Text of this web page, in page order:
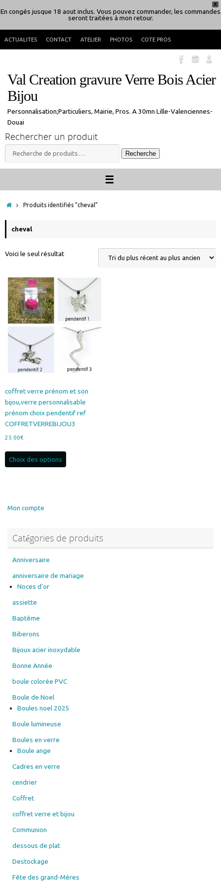
X
En congés jusque 18 aout inclus. Vous pouvez commander, les commandes
seront traitées à mon retour.
ACTUALITES CONTACT ATELIER PHOTOS COTE PROS
Val Creation gravure Verre Bois Acier
Bijou
Personnalisation;Particuliers, Mairie, Pros. A 30mn Lille-Valenciennes-
Douai
Rechercher un produit
Recherche
pour :
Recherche
Accueil
Produits identifiés “cheval”
cheval
Voici le seul résultat
coffret verre prénom et son
bijou,verre personnalisable
prénom choix pendentif ref
COFFRETVERREBIJOU3
25.00€
Choix des options
être
choisies
page
Mon compte
Catégories de produits
Anniversaire
anniversaire de mariage
Noces d'or
assiette
Baptême
Biberons
Bijoux acier inoxydable
Bonne Année
boule colorée PVC
Boule de Noel
Boules noel 2025
Boule lumineuse
Boules en verre
Boule ange
Cadres en verre
cendrier
Coffret
coffret verre et bijou
Communion
dessous de plat
Destockage
Fête des grand-Mères